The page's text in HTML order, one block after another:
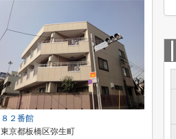
８２番館
東京都板橋区弥生町